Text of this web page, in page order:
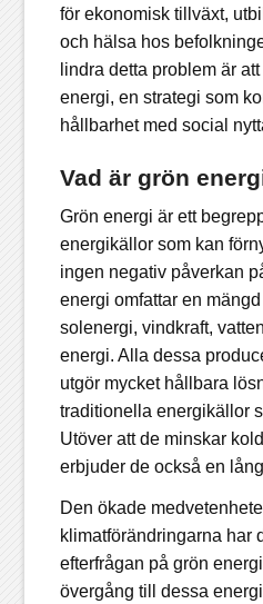
för ekonomisk tillväxt,
och hälsa hos
lindra detta problem är
energi, en strategi som
hållbarhet med social
Vad är grön
Grön energi är ett
energikällor som kan
ingen negativ påverkan
energi omfattar en
solenergi, vindkraft,
energi. Alla dessa
utgör mycket hållbara
traditionella energikällor
Utöver att de minskar
erbjuder de också en
Den ökade
klimatförändringarna har
efterfrågan på grön
övergång till dessa